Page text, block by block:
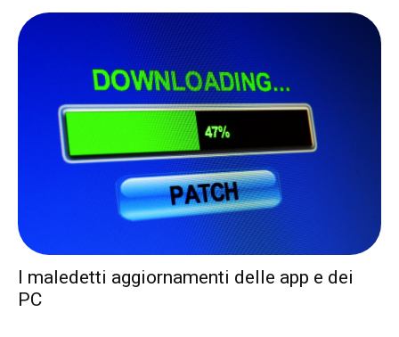
I maledetti aggiornamenti delle app e dei
PC